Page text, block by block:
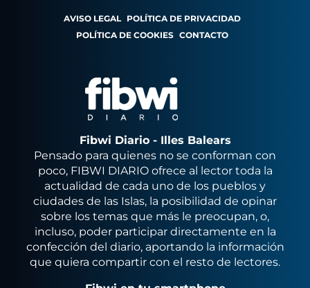
AVISO LEGAL POLÍTICA DE PRIVACIDAD
POLÍTICA DE COOKIES CONTACTO
Fibwi Diario - Illes Balears
Pensado para quienes no se conforman con
poco, FIBWI DIARIO ofrece al lector toda la
actualidad de cada uno de los pueblos y
ciudades de las Islas, la posibilidad de opinar
sobre los temas que más le preocupan, o,
incluso, poder participar directamente en la
confección del diario, aportando la información
que quiera compartir con el resto de lectores.